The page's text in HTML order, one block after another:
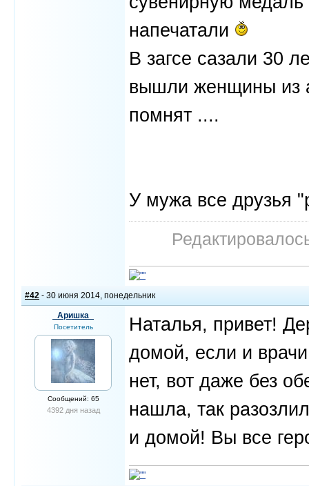
напечатали
В загсе сазали 30
вышли женщины из
помнят ....
У мужа все друзья
#42 - 30 июня 2014, понедельник
_Аришка_
Посетитель
Сообщений: 65
4392 дня назад
Наталья, привет!
домой, если и
нет, вот даже без
нашла, так
и домой! Вы все